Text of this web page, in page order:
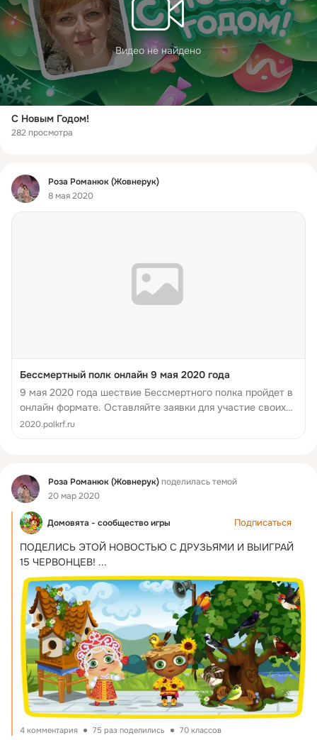
Видео не найдено
С Новым Годом!
282 просмотра
Фид
Роза Романюк (Жовнерук)
8 мая 2020
Бессмертный полк онлайн 9 мая 2020 года
9 мая 2020 года шествие Бессмертного полка пройдет в
онлайн формате. Оставляйте заявки для участие своих
героев!
2020.polkrf.ru
Фид Роза Романюк (Жовнерук)поделилась темой
20 мар 2020
Домовята - сообщество игры Подписаться
ПОДЕЛИСЬ ЭТОЙ НОВОСТЬЮ С ДРУЗЬЯМИ И ВЫИГРАЙ
15 ЧЕРВОНЦЕВ! ...
4 комментария 75 раз поделились 70 классов